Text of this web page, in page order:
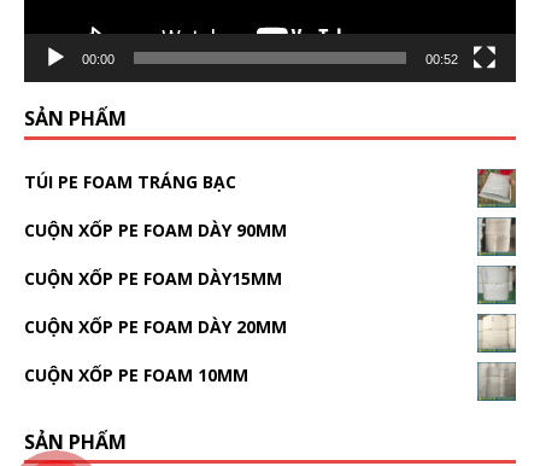
00:00 00:52
SẢN PHẨM
TÚI PE FOAM TRÁNG BẠC
CUỘN XỐP PE FOAM DÀY 90MM
CUỘN XỐP PE FOAM DÀY15MM
CUỘN XỐP PE FOAM DÀY 20MM
CUỘN XỐP PE FOAM 10MM
SẢN PHẨM